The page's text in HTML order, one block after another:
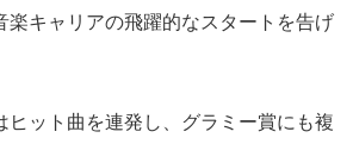
楽キャリアの飛躍的なスタートを告げ
ヒット曲を連発し、グラミー賞にも複